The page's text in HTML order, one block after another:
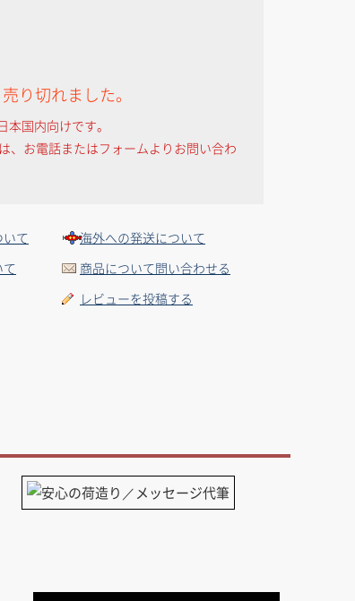
り切れました。
国内向けです。
、お電話またはフォームよりお問い合わ
て
海外への発送について
商品について問い合わせる
レビューを投稿する